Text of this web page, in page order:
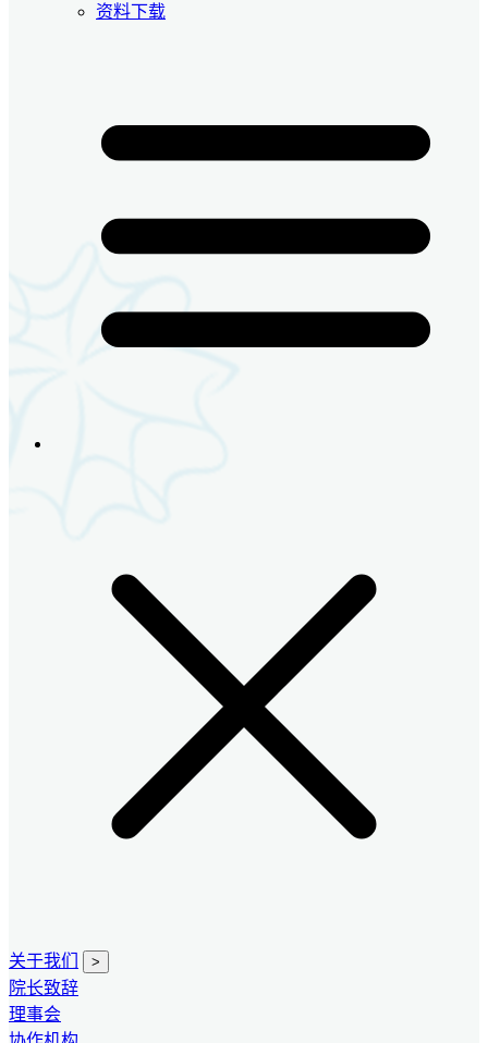
资料下载
关于我们 >
院长致辞
理事会